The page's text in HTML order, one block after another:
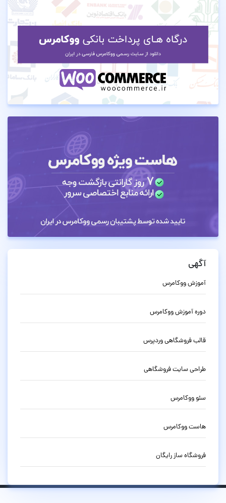
آگهی
آموزش ووکامرس
دوره آموزش ووکامرس
قالب فروشگاهی وردپرس
طراحی سایت فروشگاهی
سئو ووکامرس
هاست ووکامرس
فروشگاه ساز رایگان